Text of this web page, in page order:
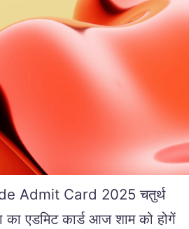
Admit Card 2025 चतुर्थ
का एडमिट कार्ड आज शाम को होगें